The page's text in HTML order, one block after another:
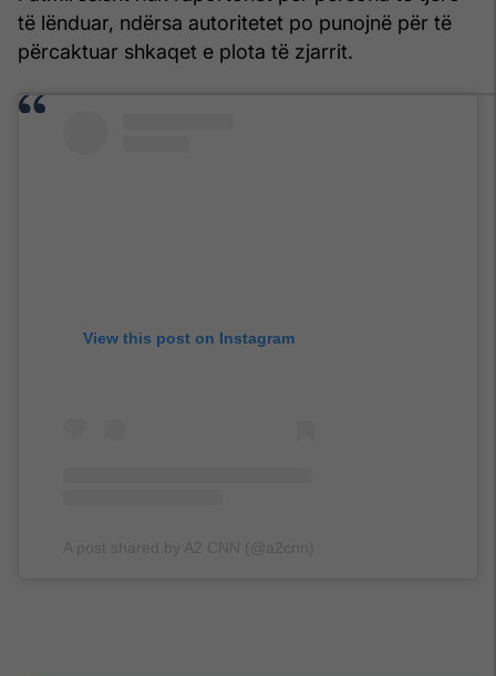
të lënduar, ndërsa autoritetet po punojnë për të
përcaktuar shkaqet e plota të zjarrit.
View this post on Instagram